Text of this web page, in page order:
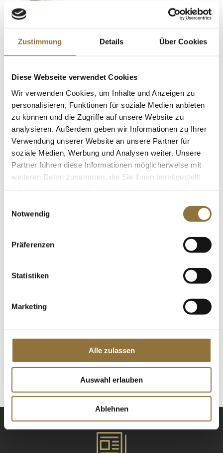
Zustimmung Details Über Cookies
Diese Webseite verwendet Cookies
Wir verwenden Cookies, um Inhalte und Anzeigen zu
personalisieren, Funktionen für soziale Medien anbieten
zu können und die Zugriffe auf unsere Website zu
analysieren. Außerdem geben wir Informationen zu Ihrer
Verwendung unserer Website an unsere Partner für
soziale Medien, Werbung und Analysen weiter. Unsere
Partner führen diese Informationen möglicherweise mit
weiteren Daten zusammen, die Sie ihnen bereitgestellt
Notwendig
Präferenzen
Statistiken
Marketing
Alle zulassen
Auswahl erlauben
Ablehnen
LEBENSMITTELKENNZEICHNUNGEN
€ 8,63
LEBENSMITTELKENNZEICHNUNGEN
Ramen Suppen Basis Shoyu, Kikkoman,
Japan, vegan, 250 ml
Art.Nr.:63712
€ 47,76